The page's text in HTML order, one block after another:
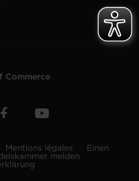
Commerce
Mentions légales
Einen
melden